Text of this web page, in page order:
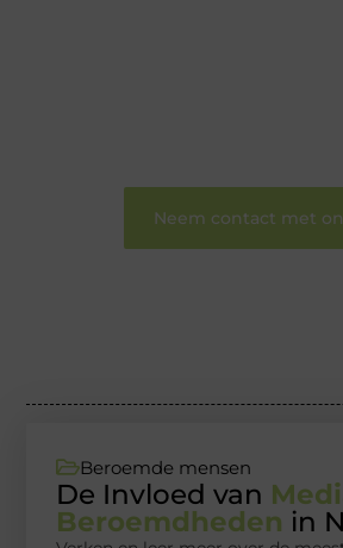
Neem contact met
Beroemde mensen
De Invloed van
Beroemdheden in